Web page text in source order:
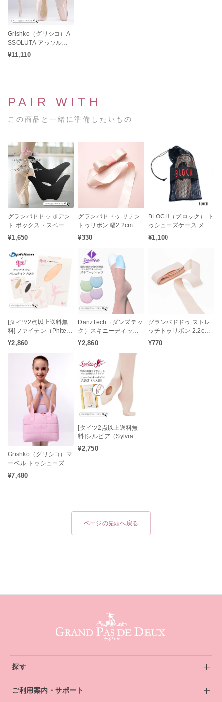
Grishko（グリシコ）A
SSOLUTA アッソルー
タ トゥシューズ バレエ
¥11,110
PAIR WITH
この商品と一緒に準備したいもの
グランパドドゥ ポアン
ト ボックス・スペーサ
ー（つま先の指立ち・
滑り込み防止 ダンサー
のケガ予防）
¥1,650
グランパドドゥ サテン
トゥリボン 幅2.2cm 長
さ250cm（1足分）
¥330
BLOCH（ブロック） ト
ゥシューズケース メッ
シュバッグ
¥1,100
[タイツ2点以上送料無
料]ファイテン（Phite
n）アクアチタン コン
イツ（穴あき / 大人タイ
ツ / ジュニアタイツ）ア
クアチタン配合の心身
をリラックス状態へと
サポート♪
¥2,860
DanzTech（ダンズテッ
ク）スキニーディップ
トゥパッド 薄く軽量で
¥2,860
グランパドドゥ ストレ
ッチトゥリボン 2.2cm
幅 1足分 タイツに馴染
¥770
Grishko（グリシコ）マ
ーベル トゥシューズケ
ース（ポアント収納バ
ッグ / ロールケース / バ
¥7,480
[タイツ2点以上送料無
料]シルビア（Sylvia）
ニューシルキータイツ
¥2,750
ページの先頭へ戻る
探す
ご利用案内・サポート